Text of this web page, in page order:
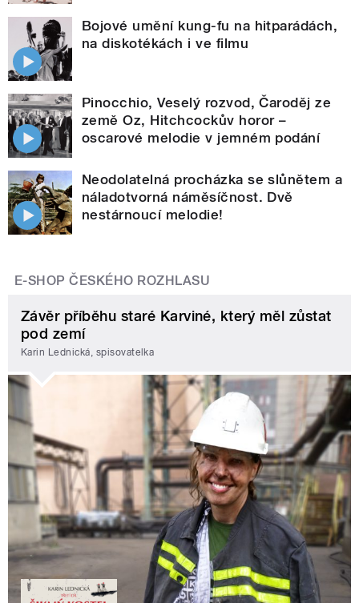
Bojové umění kung-fu na hitparádách,
na diskotékách i ve filmu
Pinocchio, Veselý rozvod, Čaroděj ze
země Oz, Hitchcockův horor –
oscarové melodie v jemném podání
Neodolatelná procházka se slůnětem a
náladotvorná náměsíčnost. Dvě
nestárnoucí melodie!
E-SHOP ČESKÉHO ROZHLASU
Závěr příběhu staré Karviné, který měl zůstat
pod zemí
Karin Lednická, spisovatelka